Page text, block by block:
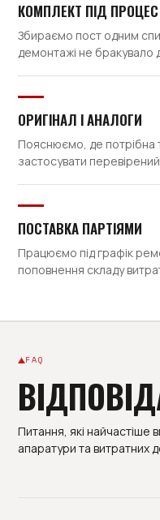
КОМПЛЕКТ ПІД ПРОЦЕС
Збираємо пост одним
демонтажі не бракувало
ОРИГІНАЛ І АНАЛОГИ
Пояснюємо, де потрібна
застосувати
ПОСТАВКА ПАРТІЯМИ
Працюємо під графік
поповнення складу
FAQ
Питання, які найчастіше
апаратури та витратних